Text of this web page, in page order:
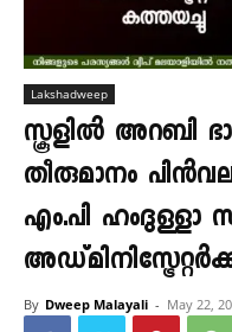
Lakshadweep
സ്കൂളിൽ അറബി
തീരുമാനം
എം.പി
By Dweep Malayali - May 22,